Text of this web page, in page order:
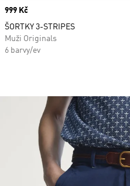
Price
999 Kč
ŠORTKY 3-STRIPES
Muži Originals
6 barvy/ev